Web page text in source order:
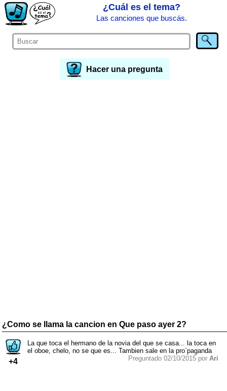
¿Cuál es el tema?
Las canciones que buscás.
Hacer una pregunta
¿Como se llama la cancion en Que paso ayer 2?
+4
La que toca el hermano de la novia del que se casa... la toca en
el oboe, chelo, no se que es... Tambien sale en la pro`paganda
Preguntado 02/10/2015 por Ari